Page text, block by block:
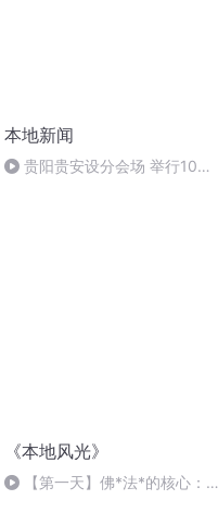
本地新闻
贵阳贵安设分会场 举行10场
《本地风光》
【第一天】佛*法*的核心：认